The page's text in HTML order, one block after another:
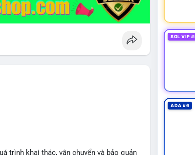
trình khai thác, vận chuyển và bảo quản
SOL VIP
ADA #6